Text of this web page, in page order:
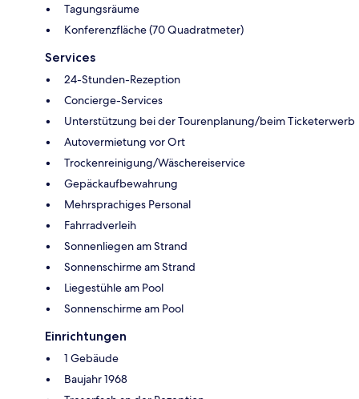
Tagungsräume
Konferenzfläche (70 Quadratmeter)
Services
24-Stunden-Rezeption
Concierge-Services
Unterstützung bei der Tourenplanung/beim Ticketerwerb
Autovermietung vor Ort
Trockenreinigung/Wäschereiservice
Gepäckaufbewahrung
Mehrsprachiges Personal
Fahrradverleih
Sonnenliegen am Strand
Sonnenschirme am Strand
Liegestühle am Pool
Sonnenschirme am Pool
Einrichtungen
1 Gebäude
Baujahr 1968